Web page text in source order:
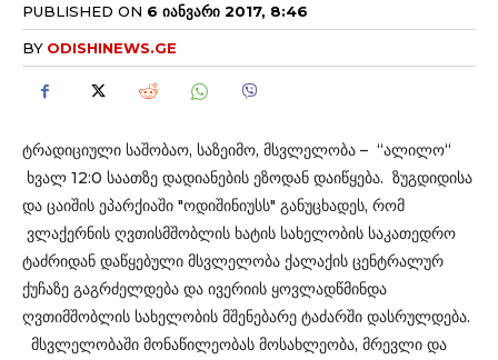
PUBLISHED ON 6 ᲘᲐᲜᲕᲐᲠᲘ 2017, 8:46
BY ODISHINEWS.GE
ტრადიციული საშობაო, საზეიმო, მსვლელობა – “ალილო“
ხვალ 12:0 საათზე დადიანების ეზოდან დაიწყება. ზუგდიდისა
და ცაიშის ეპარქიაში "ოდიშინიუსს" განუცხადეს, რომ
ვლაქერნის ღვთისმშობლის ხატის სახელობის საკათედრო
ტაძრიდან დაწყებული მსვლელობა ქალაქის ცენტრალურ
ქუჩაზე გაგრძელდება და ივერიის ყოვლადწმინდა
ღვთიმშობლის სახელობის მშენებარე ტაძარში დასრულდება.
მსვლელობაში მონაწილეობას მოსახლეობა, მრევლი და